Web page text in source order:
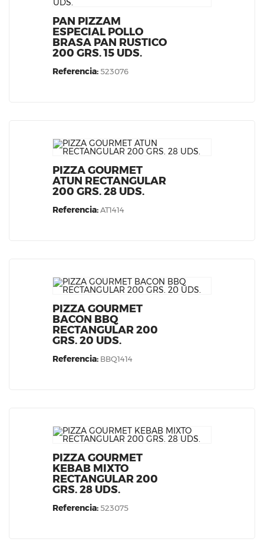
PAN PIZZAM
ESPECIAL POLLO
BRASA PAN RUSTICO
200 GRS. 15 UDS.
Referencia: 523076
PIZZA GOURMET
ATUN RECTANGULAR
200 GRS. 28 UDS.
Referencia:AT1414
PIZZA GOURMET
BACON BBQ
RECTANGULAR 200
GRS. 20 UDS.
Referencia: BBQ1414
PIZZA GOURMET
KEBAB MIXTO
RECTANGULAR 200
GRS. 28 UDS.
Referencia: 523075